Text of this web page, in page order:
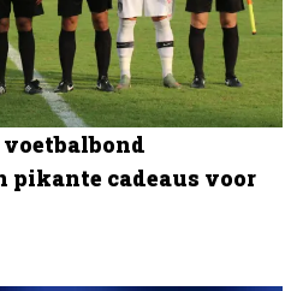
pikante cadeaus voor